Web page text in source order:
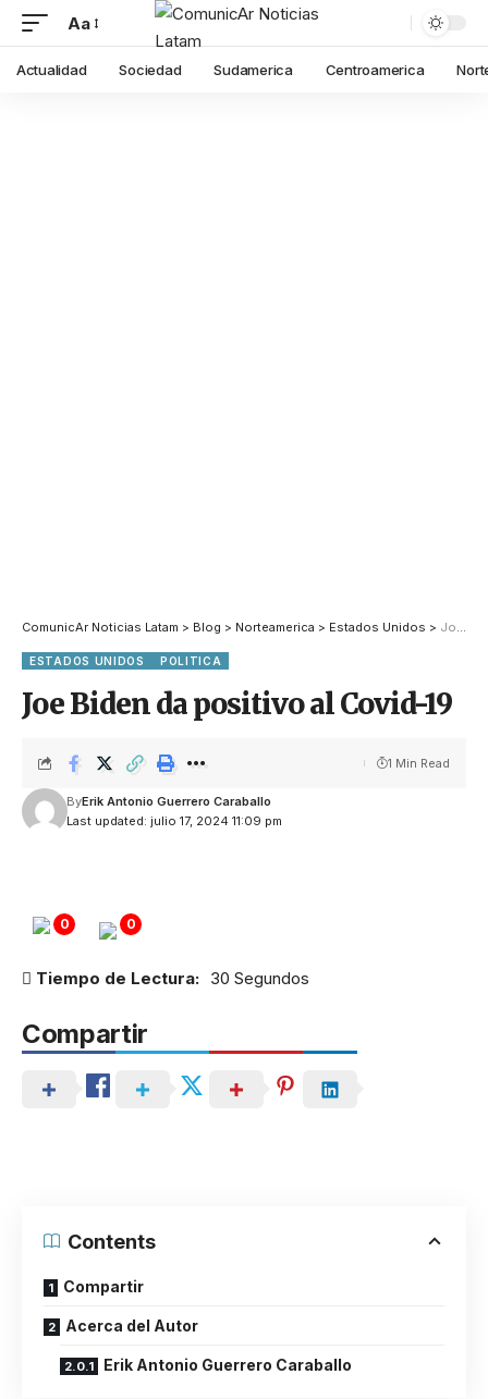
Aa
Actualidad Sociedad Sudamerica Centroamerica
ComunicAr Noticias Latam > Blog > Norteamerica > Estados Unidos > Joe Biden da positivo al Covid-19
ESTADOS UNIDOS POLITICA
Joe Biden da positivo al Covid-19
Last updated: julio 17, 2024 11:09 pm
ByErik Antonio Guerrero Caraballo
1 Min Read
0 0
Tiempo de Lectura: 30 Segundos
Compartir
Contents
Compartir
Acerca del Autor
Erik Antonio Guerrero Caraballo